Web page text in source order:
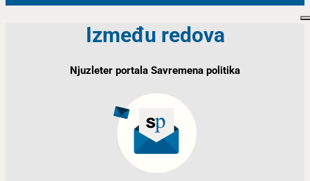
Između redova
Njuzleter portala Savremena politika